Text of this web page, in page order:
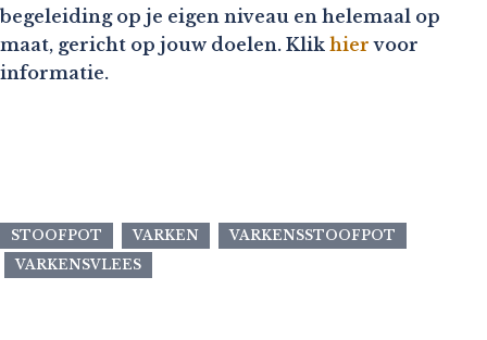
begeleiding op je eigen niveau en helemaal op
maat, gericht op jouw doelen. Klik hier voor
informatie.
STOOFPOT VARKEN
VARKENSSTOOFPOT
VARKENSVLEES